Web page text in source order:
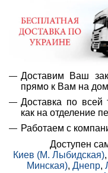
Доставим Ваш
прямо к Вам на
Доставка по всей
как на отделение
Работаем с
Доступен
Киев (М. Лыбидская),
Минская), Днепр,